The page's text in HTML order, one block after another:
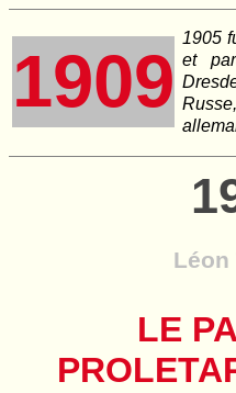
1909
1905
et
Léon
LE